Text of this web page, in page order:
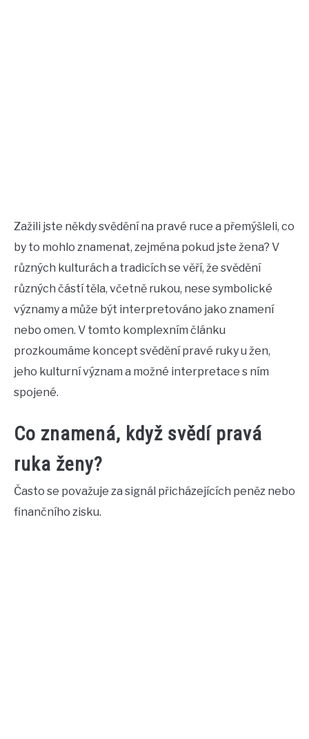
Zažili jste někdy svědění na pravé ruce a přemýšleli, co
by to mohlo znamenat, zejména pokud jste žena? V
různých kulturách a tradicích se věří, že svědění
různých částí těla, včetně rukou, nese symbolické
významy a může být interpretováno jako znamení
nebo omen. V tomto komplexním článku
prozkoumáme koncept svědění pravé ruky u žen,
jeho kulturní význam a možné interpretace s ním
spojené.
Co znamená, když svědí pravá
ruka ženy?
Často se považuje za signál přicházejících peněz nebo
finančního zisku.